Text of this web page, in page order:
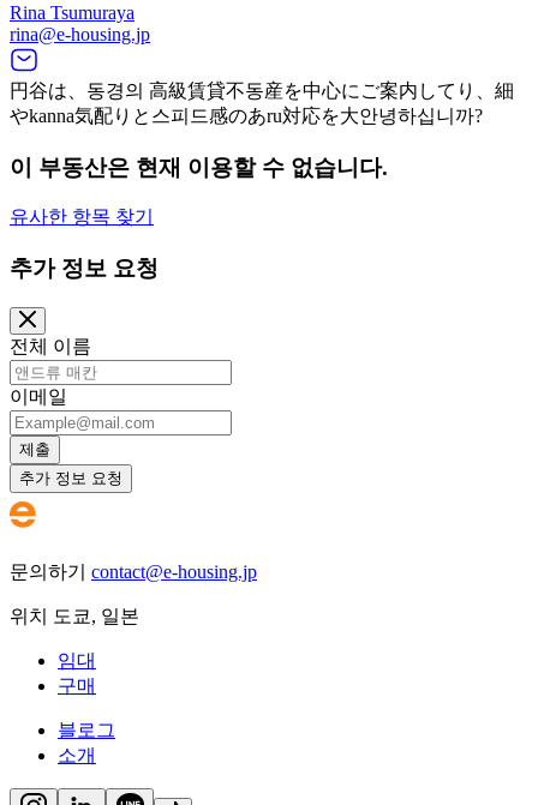
Rina Tsumuraya
rina@e-housing.jp
円谷は、동경의 高級賃貸不동産を中心にご案内してり、細
やkanna気配りと스피드感のあru対応を大안녕하십니까?
이 부동산은 현재 이용할 수 없습니다.
유사한 항목 찾기
추가 정보 요청
전체 이름
이메일
제출
추가 정보 요청
문의하기 contact@e-housing.jp
위치 도쿄, 일본
임대
구매
블로그
소개